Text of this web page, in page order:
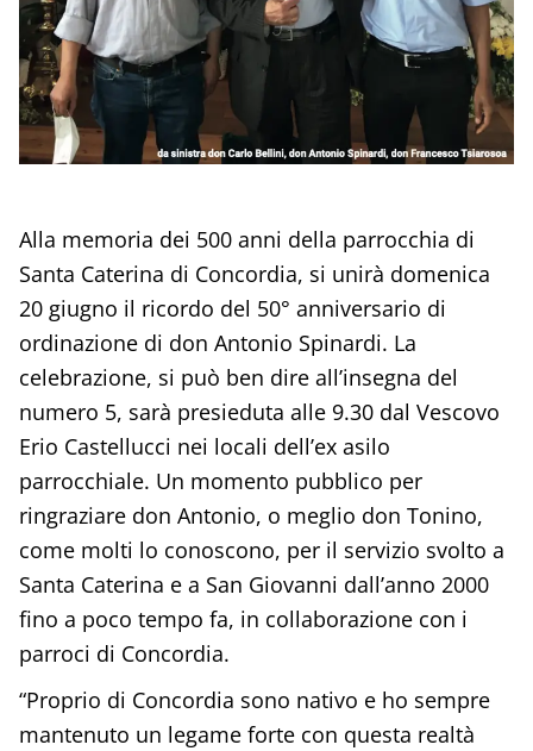
Alla memoria dei 500 anni della parrocchia di
Santa Caterina di Concordia, si unirà domenica
20 giugno il ricordo del 50° anniversario di
ordinazione di don Antonio Spinardi. La
celebrazione, si può ben dire all’insegna del
numero 5, sarà presieduta alle 9.30 dal Vescovo
Erio Castellucci nei locali dell’ex asilo
parrocchiale. Un momento pubblico per
ringraziare don Antonio, o meglio don Tonino,
come molti lo conoscono, per il servizio svolto a
Santa Caterina e a San Giovanni dall’anno 2000
fino a poco tempo fa, in collaborazione con i
parroci di Concordia.
“Proprio di Concordia sono nativo e ho sempre
mantenuto un legame forte con questa realtà